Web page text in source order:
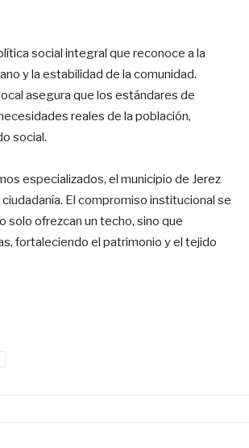
social integral que reconoce a la
y la estabilidad de la comunidad.
asegura que los estándares de
reales de la población,
social.
especializados, el municipio de Jerez
El compromiso institucional se
solo ofrezcan un techo, sino que
fortaleciendo el patrimonio y el tejido